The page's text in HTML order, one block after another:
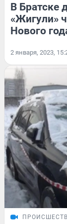
В Братске
«Жигули»
Нового
2 января, 2023,